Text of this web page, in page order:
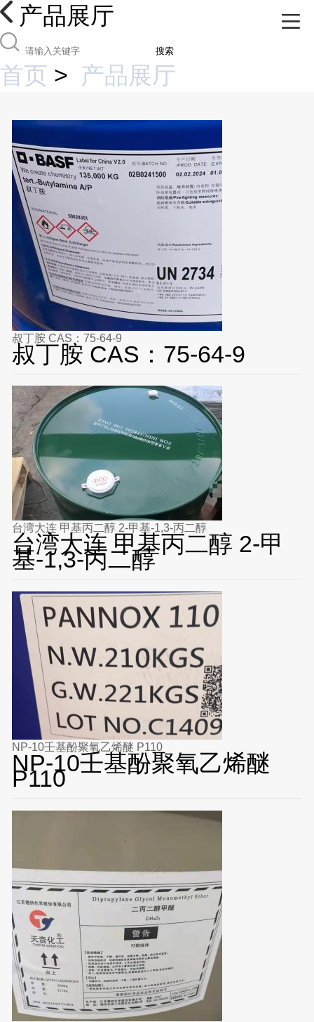
产品展厅
搜索
首页 > 产品展厅
叔丁胺 CAS：75-64-9
叔丁胺 CAS：75-64-9
台湾大连 甲基丙二醇 2-甲基-1,3-丙二醇
台湾大连 甲基丙二醇 2-甲
基-1,3-丙二醇
NP-10壬基酚聚氧乙烯醚 P110
NP-10壬基酚聚氧乙烯醚
P110